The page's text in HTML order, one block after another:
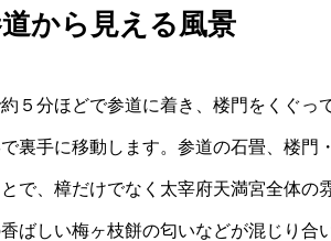
から見える風景
５分ほどで参道に着き、楼門をくぐっ
裏手に移動します。参道の石畳、楼門
で、樟だけでなく太宰府天満宮全体の
ばしい梅ヶ枝餅の匂いなどが混じり合